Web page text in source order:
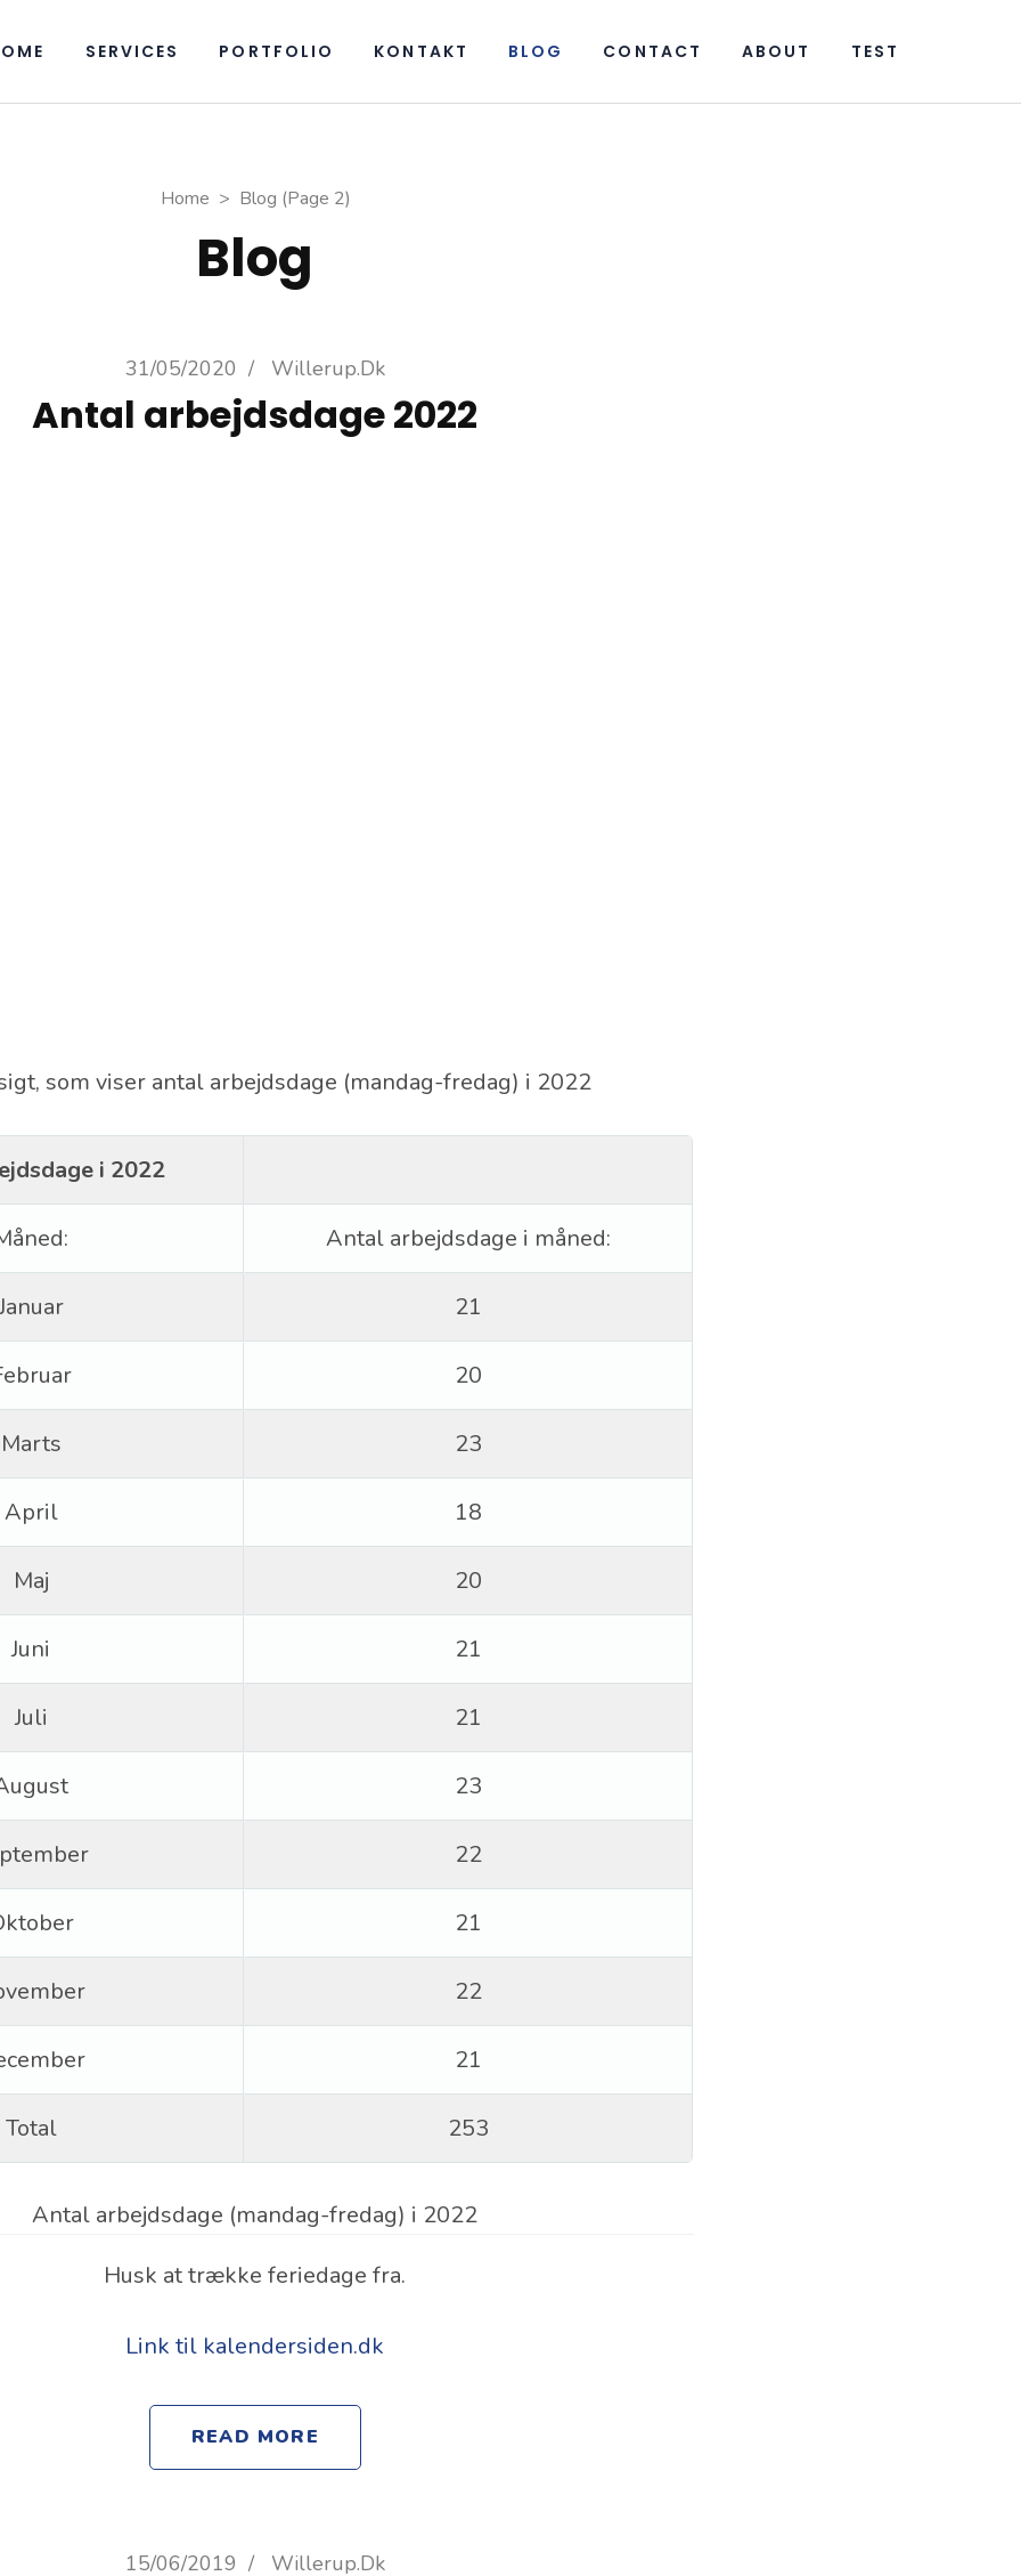
SERVICES PORTFOLIO KONTAKT BLOG CONTACT ABOUT TEST
Home > Blog (Page 2)
Blog
31/05/2020 / Willerup.dk
Antal arbejdsdage 2022
som viser antal arbejdsdage (mandag-fredag) i 2022
i 2022
Antal arbejdsdage i måned:
21
20
Marts 23
April 18
Maj 20
Juni 21
Juli 21
23
22
21
22
21
Total 253
Antal arbejdsdage (mandag-fredag) i 2022
Husk at trække feriedage fra.
Link til kalendersiden.dk
READ MORE
15/06/2019 / Willerup.dk